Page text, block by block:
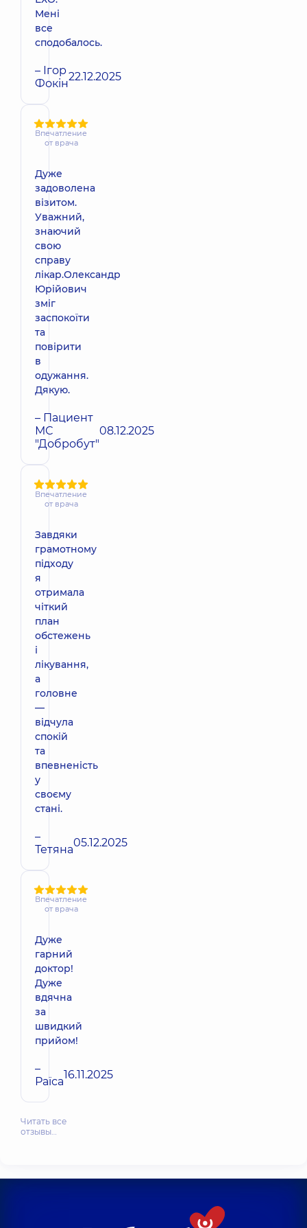
Мені
все
сподобалось.
– Ігор
Фокін22.12.2025
Впечатление
от врача
Дуже
задоволена
візитом.
Уважний,
знаючий
свою
справу
лікар.Олександр
Юрійович
зміг
заспокоїти
та
повірити
в
одужання.
Дякую.
– Пациент
МС
"Добробут"
08.12.2025
Впечатление
от врача
Завдяки
грамотному
підходу
я
отримала
чіткий
план
обстежень
і
лікування,
а
головне
—
відчула
спокій
та
впевненість
у
своєму
стані.
–
Тетяна05.12.2025
Впечатление
от врача
Дуже
гарний
доктор!
Дуже
вдячна
за
швидкий
прийом!
–
Раїса16.11.2025
Читать все
отзывы…